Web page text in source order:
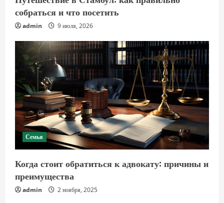
собраться и что посетить
admin 9 июля, 2026
Семья
Когда стоит обратиться к адвокату: причины и
преимущества
admin 2 ноября, 2025